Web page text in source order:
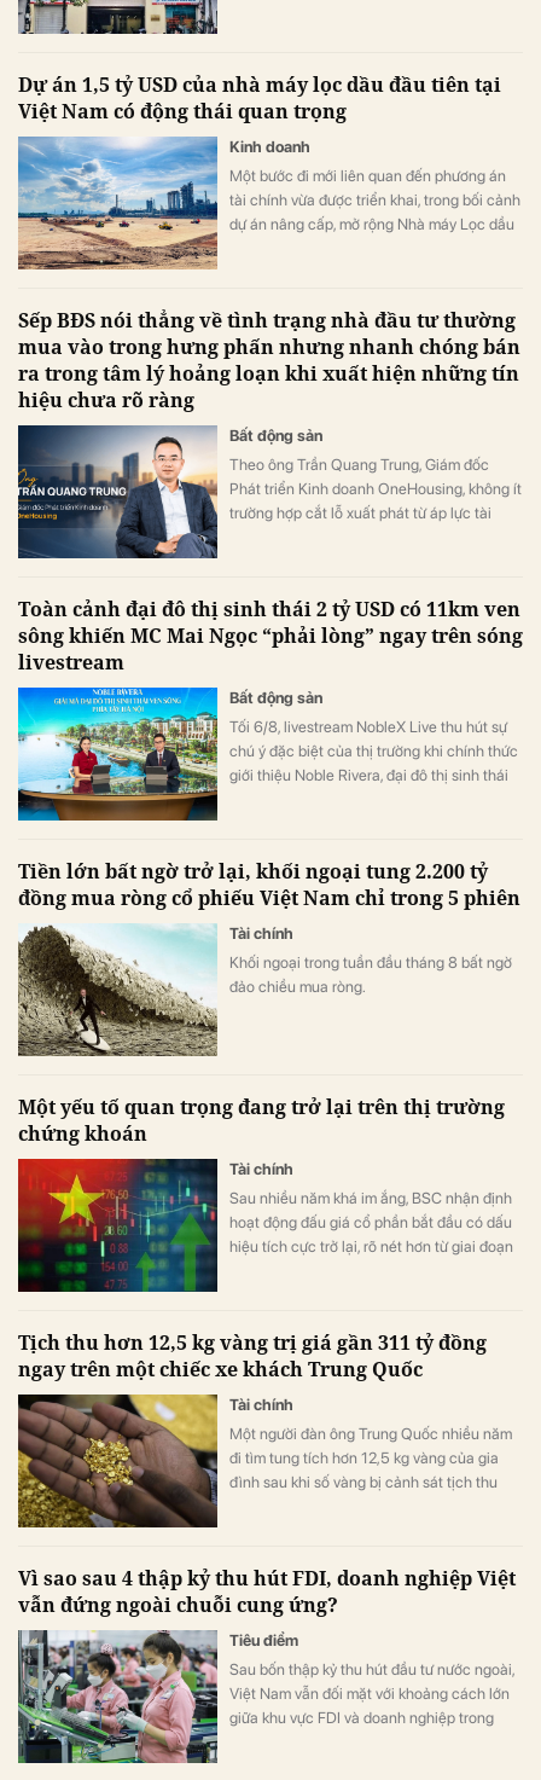
Dự án 1,5 tỷ USD của nhà máy lọc dầu đầu tiên tại
Việt Nam có động thái quan trọng
Kinh doanh
Một bước đi mới liên quan đến phương án
tài chính vừa được triển khai, trong bối cảnh
dự án nâng cấp, mở rộng Nhà máy Lọc dầu
Sếp BĐS nói thẳng về tình trạng nhà đầu tư thường
mua vào trong hưng phấn nhưng nhanh chóng bán
ra trong tâm lý hoảng loạn khi xuất hiện những tín
hiệu chưa rõ ràng
Bất động sản
Theo ông Trần Quang Trung, Giám đốc
Phát triển Kinh doanh OneHousing, không ít
trường hợp cắt lỗ xuất phát từ áp lực tài
Toàn cảnh đại đô thị sinh thái 2 tỷ USD có 11km ven
sông khiến MC Mai Ngọc “phải lòng” ngay trên sóng
livestream
Bất động sản
Tối 6/8, livestream NobleX Live thu hút sự
chú ý đặc biệt của thị trường khi chính thức
giới thiệu Noble Rivera, đại đô thị sinh thái
cùng bộ sưu tập gần 2.000 dinh thự độc
bản.
Tiền lớn bất ngờ trở lại, khối ngoại tung 2.200 tỷ
đồng mua ròng cổ phiếu Việt Nam chỉ trong 5 phiên
Tài chính
Khối ngoại trong tuần đầu tháng 8 bất ngờ
đảo chiều mua ròng.
Một yếu tố quan trọng đang trở lại trên thị trường
chứng khoán
Tài chính
Sau nhiều năm khá im ắng, BSC nhận định
hoạt động đấu giá cổ phần bắt đầu có dấu
hiệu tích cực trở lại, rõ nét hơn từ giai đoạn
Tịch thu hơn 12,5 kg vàng trị giá gần 311 tỷ đồng
ngay trên một chiếc xe khách Trung Quốc
Tài chính
Một người đàn ông Trung Quốc nhiều năm
đi tìm tung tích hơn 12,5 kg vàng của gia
đình sau khi số vàng bị cảnh sát tịch thu
Vì sao sau 4 thập kỷ thu hút FDI, doanh nghiệp Việt
vẫn đứng ngoài chuỗi cung ứng?
Tiêu điểm
Sau bốn thập kỷ thu hút đầu tư nước ngoài,
Việt Nam vẫn đối mặt với khoảng cách lớn
giữa khu vực FDI và doanh nghiệp trong